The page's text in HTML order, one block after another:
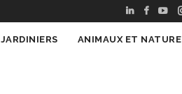
JARDINIERS ANIMAUX ET NATURE